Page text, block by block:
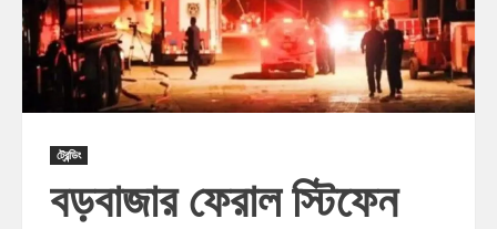
ট্রেন্ডিং
বড়বাজার ফেরাল স্টিফেন